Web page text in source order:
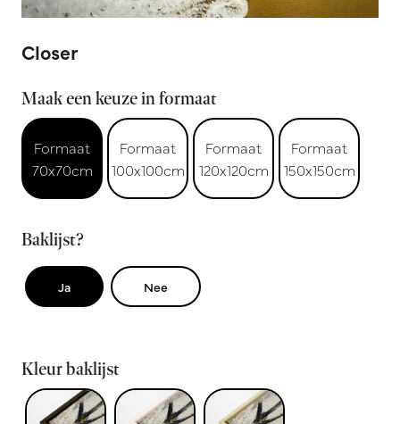
Closer
Maak een keuze in formaat
Formaat
70x70cm
Formaat
100x100cm
Formaat
120x120cm
Formaat
150x150cm
Baklijst?
Ja Nee
Kleur baklijst